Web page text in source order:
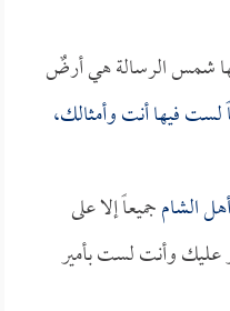
شمس الرسالة هي أرضٌ
لست فيها أنت وأمثالك،
الشامجميعاً إلا على
عليك وأنت لست بأمير